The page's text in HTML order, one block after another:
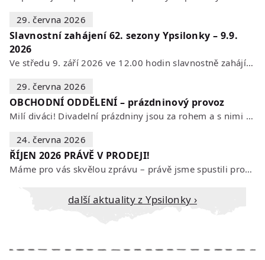
29. června 2026
Slavnostní zahájení 62. sezony Ypsilonky – 9.9.
2026
Ve středu 9. září 2026 ve 12.00 hodin slavnostně zahájíme novou divadelní…
29. června 2026
OBCHODNÍ ODDĚLENÍ – prázdninový provoz
Milí diváci! Divadelní prázdniny jsou za rohem a s nimi se mění i otevírací…
24. června 2026
ŘÍJEN 2026 PRÁVĚ V PRODEJI!
Máme pro vás skvělou zprávu – právě jsme spustili prodej vstupenek na říjen…
Další aktuality z Ypsilonky ›